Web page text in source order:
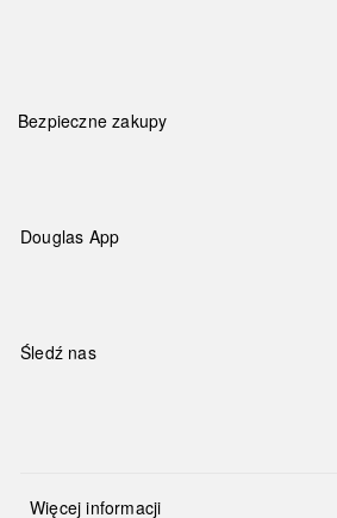
Bezpieczne zakupy
Douglas App
Śledź nas
Więcej informacji